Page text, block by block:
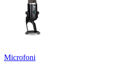
Microfoni